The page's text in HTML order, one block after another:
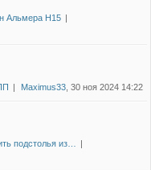
Альмера Н15
Maximus33 , 30 ноя 2024 14:22
подстолья из…